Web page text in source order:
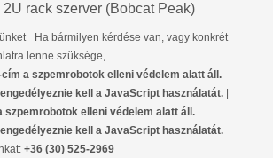
2U rack szerver (Bobcat Peak)
Ha bármilyen kérdése van, vagy konkrét
lenne szüksége,
cím a szpemrobotok elleni védelem alatt áll.
kell a JavaScript használatát.
szpemrobotok elleni védelem alatt áll.
kell a JavaScript használatát.
+36 (30) 525-2969